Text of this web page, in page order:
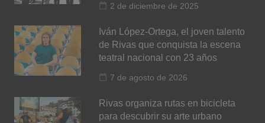
2 de diciembre de 2025
Iván López-Ortega, el joven talento
de Rivas que conquista la escena
teatral nacional con 23 años
7 de agosto de 2026
Rivas organiza rutas en bicicleta
para descubrir su arte urbano